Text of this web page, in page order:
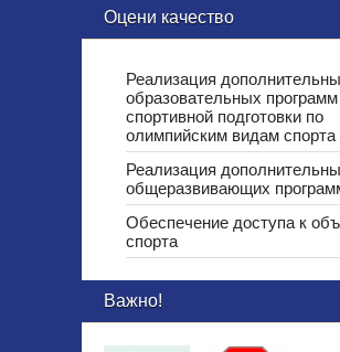
Оцени качество
Реализация
образовательных программ
спортивной подготовки по
олимпийским видам спорта
Реализация
общеразвивающих
Обеспечение доступа к
спорта
Важно!